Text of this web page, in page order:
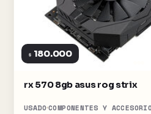
$ 180.000
rx 570 8gb asus rog strix
USADO COMPONENTES Y